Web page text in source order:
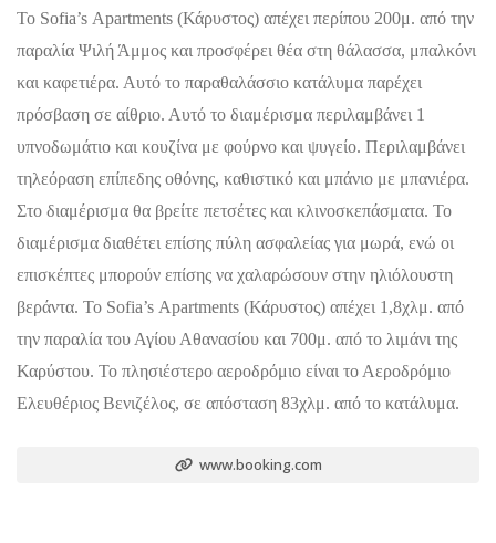
Το Sofia’s Αpartments (Κάρυστος) απέχει περίπου 200μ. από την
παραλία Ψιλή Άμμος και προσφέρει θέα στη θάλασσα, μπαλκόνι
και καφετιέρα. Αυτό το παραθαλάσσιο κατάλυμα παρέχει
πρόσβαση σε αίθριο. Αυτό το διαμέρισμα περιλαμβάνει 1
υπνοδωμάτιο και κουζίνα με φούρνο και ψυγείο. Περιλαμβάνει
τηλεόραση επίπεδης οθόνης, καθιστικό και μπάνιο με μπανιέρα.
Στο διαμέρισμα θα βρείτε πετσέτες και κλινοσκεπάσματα. Το
διαμέρισμα διαθέτει επίσης πύλη ασφαλείας για μωρά, ενώ οι
επισκέπτες μπορούν επίσης να χαλαρώσουν στην ηλιόλουστη
βεράντα. Το Sofia’s Αpartments (Κάρυστος) απέχει 1,8χλμ. από
την παραλία του Αγίου Αθανασίου και 700μ. από το λιμάνι της
Καρύστου. Το πλησιέστερο αεροδρόμιο είναι το Αεροδρόμιο
Ελευθέριος Βενιζέλος, σε απόσταση 83χλμ. από το κατάλυμα.
www.booking.com